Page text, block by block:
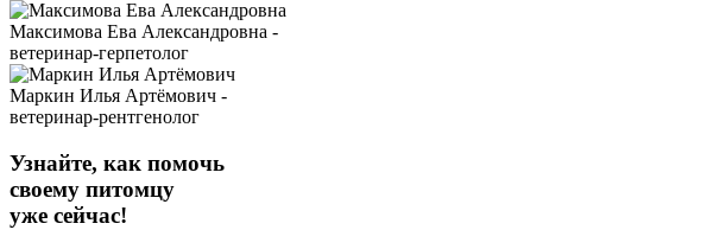
Максимова Ева Александровна -
ветеринар-герпетолог
Маркин Илья Артёмович -
ветеринар-рентгенолог
Узнайте, как помочь
своему питомцу
уже сейчас!